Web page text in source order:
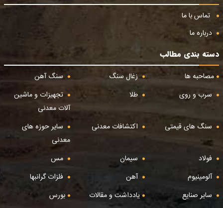
تماس با ما
درباره ما
دسته بندی مطالب
مصاحبه ها
زغال سنگ
سنگ آهن
سرب و روی
طلا
تجهیزات و ماشین
آلات معدنی
سنگ های قیمتی
اکتشافات معدنی
سایر حوزه های
معدنی
فولاد
سیمان
مس
آلومینیوم
آهن
فلزات گرانبها
سایر صنایع
یادداشت و مقالات
بورس